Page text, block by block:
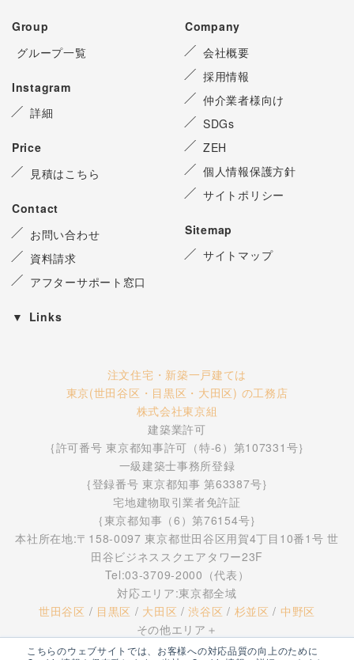
こちらのウェブサイトでは、お客様への対応品質の向上のために
Group
グループ一覧
Instagram
詳細
Price
見積はこちら
Contact
お問い合わせ
資料請求
アフターサポート窓口
Company
会社概要
採用情報
仲介業者様向け
SDGs
ZEH
個人情報保護方針
サイトポリシー
Sitemap
サイトマップ
Links
注文住宅・新築一戸建ては
東京(世田谷区・目黒区・大田区) の工務店
株式会社東京組
建築業許可
｛許可番号 東京都知事許可（特-6）第107331号｝
一級建築士事務所登録
｛登録番号 東京都知事 第63387号｝
宅地建物取引業者免許証
｛東京都知事（6）第76154号｝
本社所在地:〒158-0097 東京都世田谷区用賀4丁目10番1号 世
田谷ビジネススクエアタワー23F
Tel:03-3709-2000（代表）
対応エリア:東京都全域
世田谷区 / 目黒区 / 大田区 /渋谷区 / 杉並区 / 中野区
その他エリア